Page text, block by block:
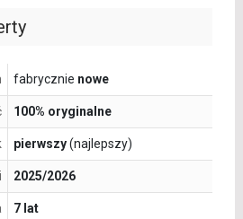
fabrycznie nowe
100% oryginalne
pierwszy(najlepszy)
2025/2026
7 lat